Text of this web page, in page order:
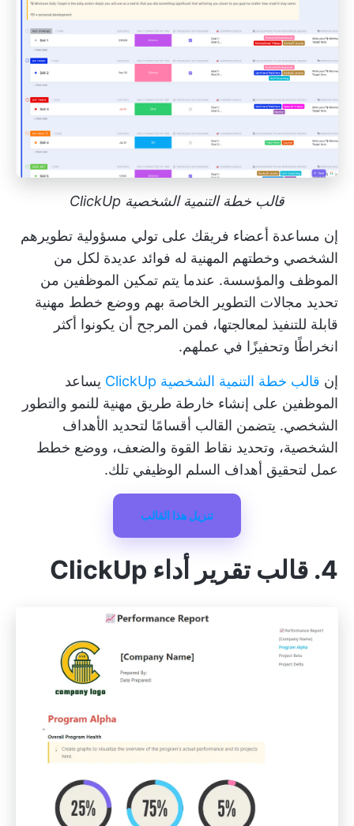
قالب خطة التنمية الشخصية ClickUp
إن مساعدة أعضاء فريقك على تولي مسؤولية تطويرهم
الشخصي وخطتهم المهنية له فوائد عديدة لكل من
الموظف والمؤسسة. عندما يتم تمكين الموظفين من
تحديد مجالات التطوير الخاصة بهم ووضع خطط مهنية
قابلة للتنفيذ لمعالجتها، فمن المرجح أن يكونوا أكثر
انخراطًا وتحفيزًا في عملهم.
إن قالب خطة التنمية الشخصية ClickUp
يساعد
الموظفين على إنشاء خارطة طريق مهنية للنمو والتطور
الشخصي. يتضمن القالب أقسامًا لتحديد الأهداف
الشخصية، وتحديد نقاط القوة والضعف، ووضع خطط
عمل لتحقيق أهداف السلم الوظيفي تلك.
تنزيل هذا القالب
4. قالب تقرير أداء ClickUp